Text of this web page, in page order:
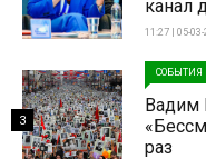
канал
11:27 | 05-
СОБЫТИЯ
Вадим
раз
3